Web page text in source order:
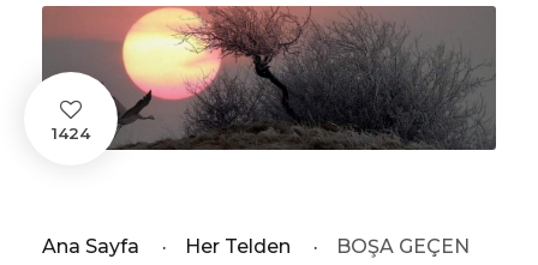
1424
Ana Sayfa · Her Telden ·
BOŞA GEÇEN